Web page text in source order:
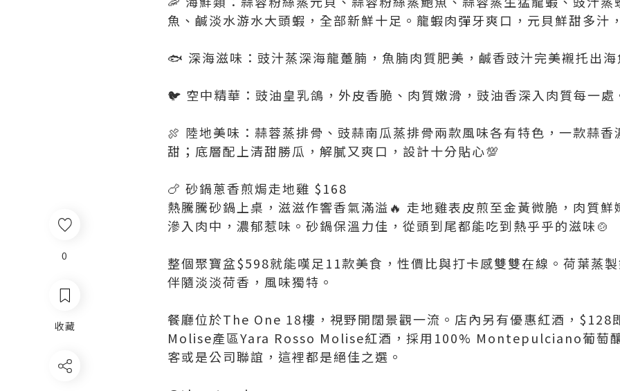
0
收藏
魚、鹹淡水游水大頭蝦，全部新鮮十足。龍蝦肉彈牙爽口，元貝鮮甜多汁
🐟 深海滋味：豉汁蒸深海龍躉腩，魚腩肉質肥美，鹹香豉汁完美襯托出
🐦 空中精華：豉油皇乳鴿，外皮香脆、肉質嫩滑，豉油香深入肉質每一處
🍖 陸地美味：蒜蓉蒸排骨、豉蒜南瓜蒸排骨兩款風味各有特色，一款蒜
甜；底層配上清甜勝瓜，解膩又爽口，設計十分貼心💯
🍗 砂鍋蔥香煎焗走地雞 $168
熱騰騰砂鍋上桌，滋滋作響香氣滿溢🔥 走地雞表皮煎至金黃微脆，肉質
滲入肉中，濃郁惹味。砂鍋保溫力佳，從頭到尾都能吃到熱乎乎的滋味🍲
整個聚寶盆$598就能嘆足11款美食，性價比與打卡感雙雙在線。荷葉蒸
伴隨淡淡荷香，風味獨特。
餐廳位於The One 18樓，視野開闊景觀一流。店內另有優惠紅酒，$128
Molise產區Yara Rosso Molise紅酒，採用100% Montepulciano葡萄
客或是公司聯誼，這裡都是絕佳之選。